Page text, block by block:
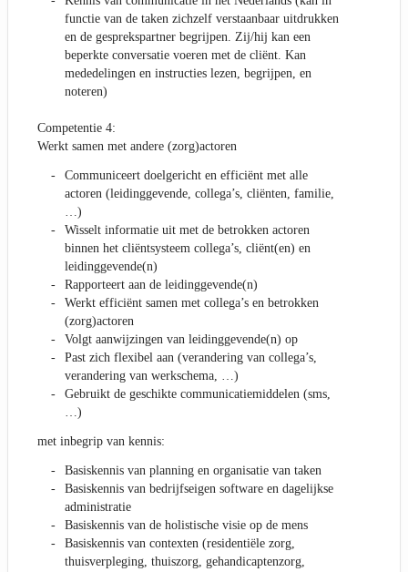
functie van de taken zichzelf verstaanbaar uitdrukken
en de gesprekspartner begrijpen. Zij/hij kan een
beperkte conversatie voeren met de cliënt. Kan
mededelingen en instructies lezen, begrijpen, en
noteren)
Competentie 4:
Werkt samen met andere (zorg)actoren
Communiceert doelgericht en efficiënt met alle
actoren (leidinggevende, collega’s, cliënten, familie,
…)
Wisselt informatie uit met de betrokken actoren
binnen het cliëntsysteem collega’s, cliënt(en) en
leidinggevende(n)
Rapporteert aan de leidinggevende(n)
Werkt efficiënt samen met collega’s en betrokken
(zorg)actoren
Volgt aanwijzingen van leidinggevende(n) op
Past zich flexibel aan (verandering van collega’s,
verandering van werkschema, …)
Gebruikt de geschikte communicatiemiddelen (sms,
…)
met inbegrip van kennis:
Basiskennis van planning en organisatie van taken
Basiskennis van bedrijfseigen software en dagelijkse
administratie
Basiskennis van de holistische visie op de mens
Basiskennis van contexten (residentiële zorg,
thuisverpleging, thuiszorg, gehandicaptenzorg,